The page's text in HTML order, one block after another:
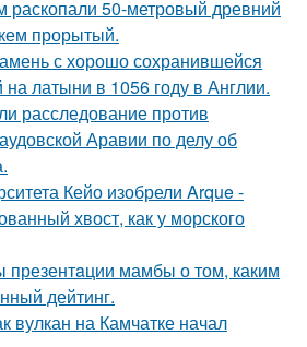
50-метровый древний
прорытый.
с хорошо сохранившейся
латыни в 1056 году в Англии.
расследование против
Аравии по делу об
Кейо изобрели Arque -
хвост, как у морского
презентaции мамбы о том, каким
дейтинг.
вулкан на Камчатке начал